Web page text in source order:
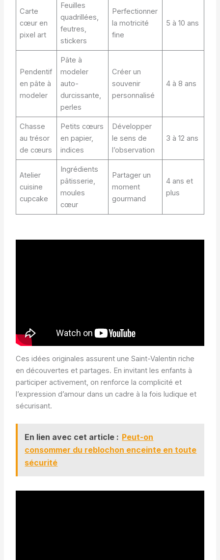
Carte
cœur en
pixel art
Feuilles
quadrillées,
feutres,
stickers
Perfectionner
la motricité
fine
5 à 10 ans
Pendentif
en pâte à
modeler
Pâte à
modeler
auto-
durcissante,
perles
Créer un
souvenir
personnalisé
4 à 8 ans
Chasse
au trésor
de cœurs
Petits cœurs
en papier,
indices
Développer
le sens de
l’observation
3 à 12 ans
Atelier
cuisine
cupcake
Ingrédients
pâtisserie,
moules
cœur
Partager un
moment
gourmand
4 ans et
plus
Ces idées originales assurent une Saint-Valentin riche
en découvertes et partages. En invitant les enfants à
participer activement, on renforce la complicité et
l’expression d’amour dans un cadre à la fois ludique et
sécurisant.
En lien avec cet article : Peut-on
consommer du reblochon enceinte en toute
sécurité